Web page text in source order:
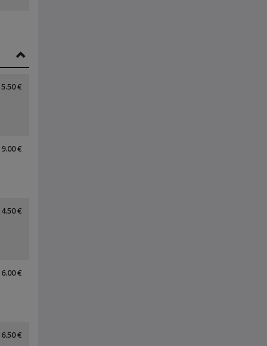
5.50 €
9.00 €
4.50 €
6.00 €
6.50 €